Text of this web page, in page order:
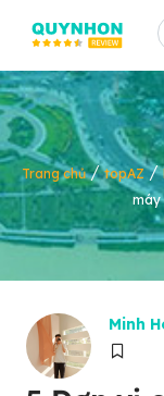
Trang chủ/topAZ/
máy
Minh